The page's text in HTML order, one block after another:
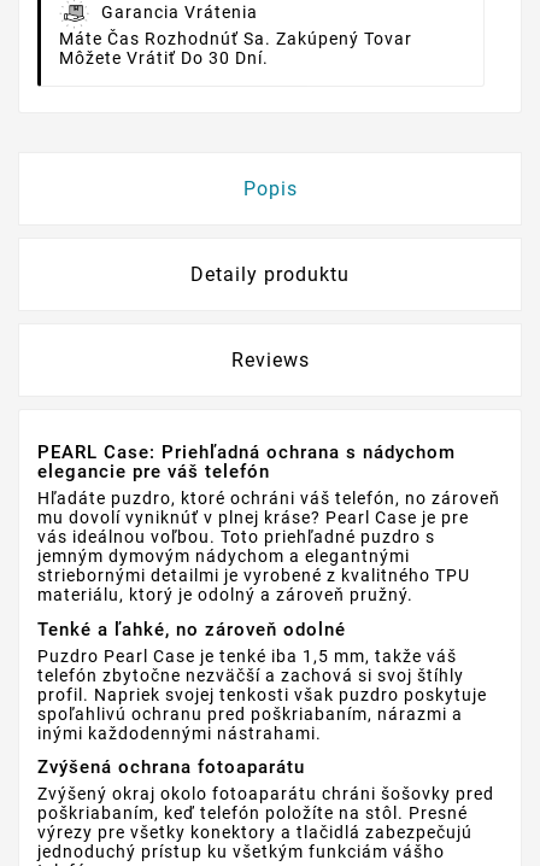
Garancia Vrátenia
Máte Čas Rozhodnúť Sa. Zakúpený Tovar
Môžete Vrátiť Do 30 Dní.
Popis
Detaily produktu
Reviews
PEARL Case: Priehľadná ochrana s nádychom
elegancie pre váš telefón
Hľadáte puzdro, ktoré ochráni váš telefón, no zároveň
mu dovolí vyniknúť v plnej kráse? Pearl Case je pre
vás ideálnou voľbou. Toto priehľadné puzdro s
jemným dymovým nádychom a elegantnými
striebornými detailmi je vyrobené z kvalitného TPU
materiálu, ktorý je odolný a zároveň pružný.
Tenké a ľahké, no zároveň odolné
Puzdro Pearl Case je tenké iba 1,5 mm, takže váš
telefón zbytočne nezväčší a zachová si svoj štíhly
profil. Napriek svojej tenkosti však puzdro poskytuje
spoľahlivú ochranu pred poškriabaním, nárazmi a
inými každodennými nástrahami.
Zvýšená ochrana fotoaparátu
Zvýšený okraj okolo fotoaparátu chráni šošovky pred
poškriabaním, keď telefón položíte na stôl. Presné
výrezy pre všetky konektory a tlačidlá zabezpečujú
jednoduchý prístup ku všetkým funkciám vášho